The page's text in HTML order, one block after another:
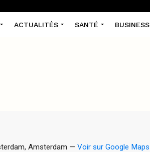
ACTUALITÉS SANTÉ BUSINESS
Amsterdam — Voir sur Google Maps